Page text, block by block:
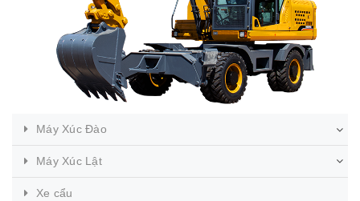
Máy Xúc Đào
Máy Xúc Lật
Xe cẩu